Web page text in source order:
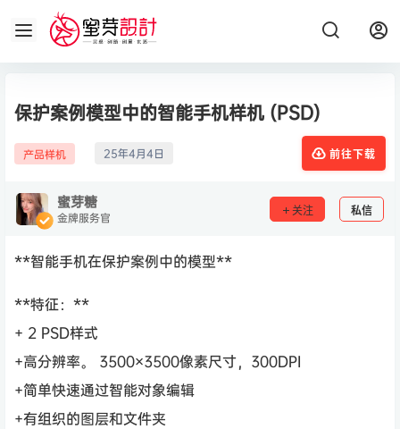
保护案例模型中的智能手机样机 (PSD)
产品样机 25年4月4日 前往下载
蜜芽糖
金牌服务官 关注 私信
**智能手机在保护案例中的模型**
**特征：**
+ 2 PSD样式
+高分辨率。 3500×3500像素尺寸，300DPI
+简单快速通过智能对象编辑
+有组织的图层和文件夹